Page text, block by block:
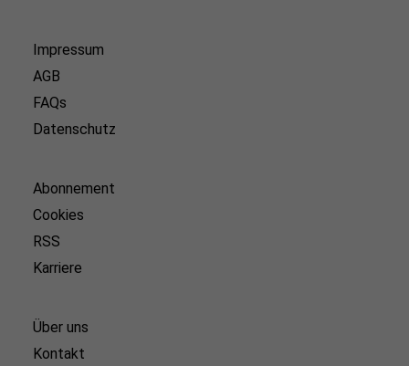
Impressum
AGB
FAQs
Datenschutz
Abonnement
Cookies
RSS
Karriere
Über uns
Kontakt